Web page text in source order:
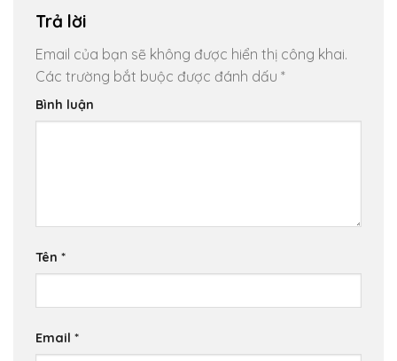
Trả lời
Email của bạn sẽ không được hiển thị công khai.
Các trường bắt buộc được đánh dấu *
Bình luận
Tên *
Email *